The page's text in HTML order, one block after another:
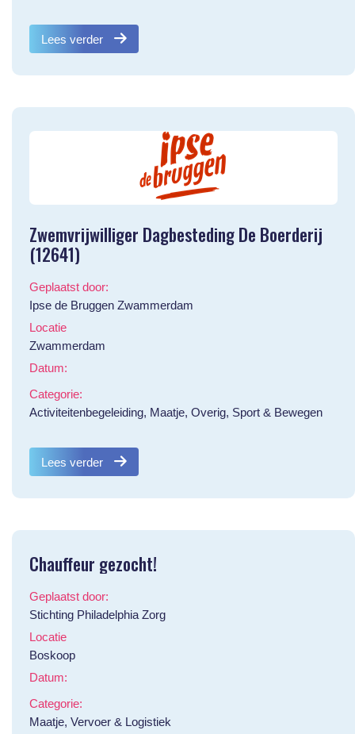
Lees verder
Zwemvrijwilliger Dagbesteding De Boerderij
(12641)
Geplaatst door:
Ipse de Bruggen Zwammerdam
Locatie
Zwammerdam
Datum:
Categorie:
Activiteitenbegeleiding, Maatje, Overig, Sport & Bewegen
Lees verder
Chauffeur gezocht!
Geplaatst door:
Stichting Philadelphia Zorg
Locatie
Boskoop
Datum:
Categorie:
Maatje, Vervoer & Logistiek